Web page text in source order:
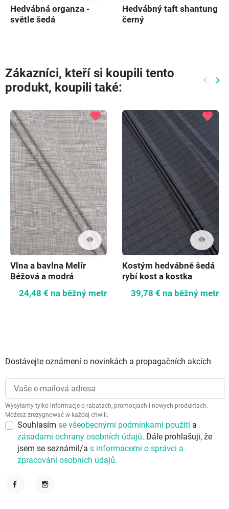
Hedvábná organza -
světle šedá
Hedvábný taft shantung
černý
Zákazníci, kteří si koupili tento
produkt, koupili také:
keyboard_arrow_left keyboard_arrow_right
visibility
favorite
Vlna a bavlna Melír
Béžová a modrá
24,48 € na běžný metr
visibility
favorite
Kostým hedvábně šedá
rybí kost a kostka
39,78 € na běžný metr
Dostávejte oznámení o novinkách a propagačních akcích
Wysyłamy tylko informacje o rabatach, promocjach i nowych produktach.
Możesz zrezygnować w każdej chwili.
Souhlasím se všeobecnými podmínkami použití a
zásadami ochrany osobních údajů. Dále prohlašuji, že
jsem se seznámil/a s informacemi o správci a
zpracování osobních údajů.